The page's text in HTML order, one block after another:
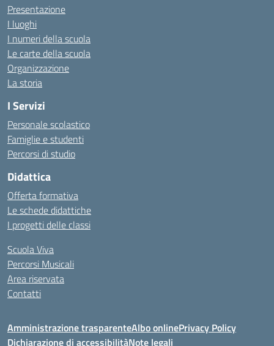
Presentazione
I luoghi
I numeri della scuola
Le carte della scuola
Organizzazione
La storia
I Servizi
Personale scolastico
Famiglie e studenti
Percorsi di studio
Didattica
Offerta formativa
Le schede didattiche
I progetti delle classi
Scuola Viva
Percorsi Musicali
Area riservata
Contatti
Amministrazione trasparenteAlbo onlinePrivacy Policy
Dichiarazione di accessibilitàNote legali